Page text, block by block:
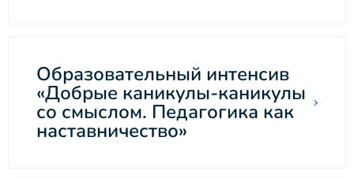
Образовательный интенсив
«Добрые каникулы-каникулы
со смыслом. Педагогика как
наставничество»